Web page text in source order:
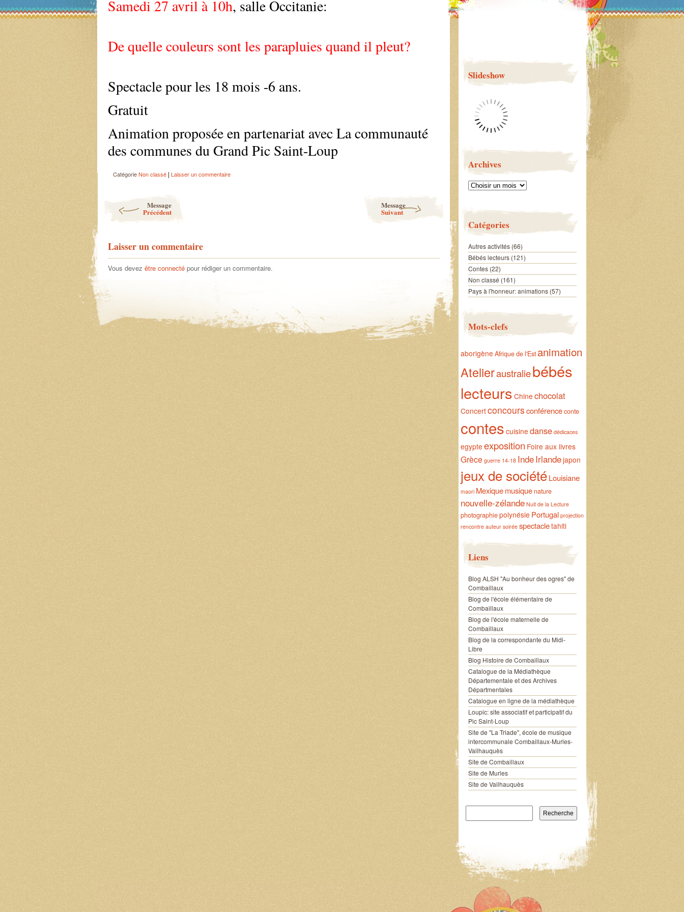
Samedi 27 avril à 10h, salle Occitanie:
De quelle couleurs sont les parapluies quand il pleut?
Spectacle pour les 18 mois -6 ans.
Gratuit
Animation proposée en partenariat avec La communauté
des communes du Grand Pic Saint-Loup
CatégorieNon classé | Laisser un commentaire
Message
Précédent
Message
Suivant
Laisser un commentaire
Vous devez être connecté pour rédiger un commentaire.
Slideshow
Archives
Catégories
Autres activités(66)
Bébés lecteurs(121)
Contes(22)
Non classé (161)
Pays à l'honneur: animations(57)
Mots-clefs
aborigène Afrique de l'Est animation
Atelieraustraliebébés
lecteurs Chine chocolat
Concertconcoursconférenceconte
contes cuisine danse dédicaces
egypte exposition Foire aux livres
Grèce guerre 14-18 IndeIrlandejapon
jeux de société Louisiane
maori Mexique musiquenature
nouvelle-zélande Nuit de la Lecture
photographiepolynésie Portugal projection
rencontre auteur soirée spectacletahiti
Liens
Blog ALSH "Au bonheur des ogres" de
Combaillaux
Blog de l'école élémentaire de
Combaillaux
Blog de l'école maternelle de
Combaillaux
Blog de la correspondante du Midi-
Libre
Blog Histoire de Combaillaux
Catalogue de la Médiathèque
Départementale et des Archives
Départmentales
Catalogue en ligne de la médiathèque
Loupic: site associatif et participatif du
Pic Saint-Loup
Site de "La Triade", école de musique
intercommunale Combaillaux-Murles-
Vailhauquès
Site de Combaillaux
Site de Murles
Site de Vailhauquès
Recherche pour: